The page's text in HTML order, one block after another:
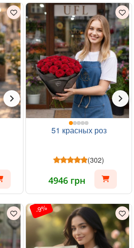
51 красных роз
(302)
4946 грн
-9%